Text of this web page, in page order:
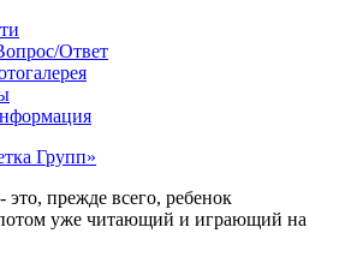
Ответ
- это, прежде всего, ребенок
уже читающий и играющий на